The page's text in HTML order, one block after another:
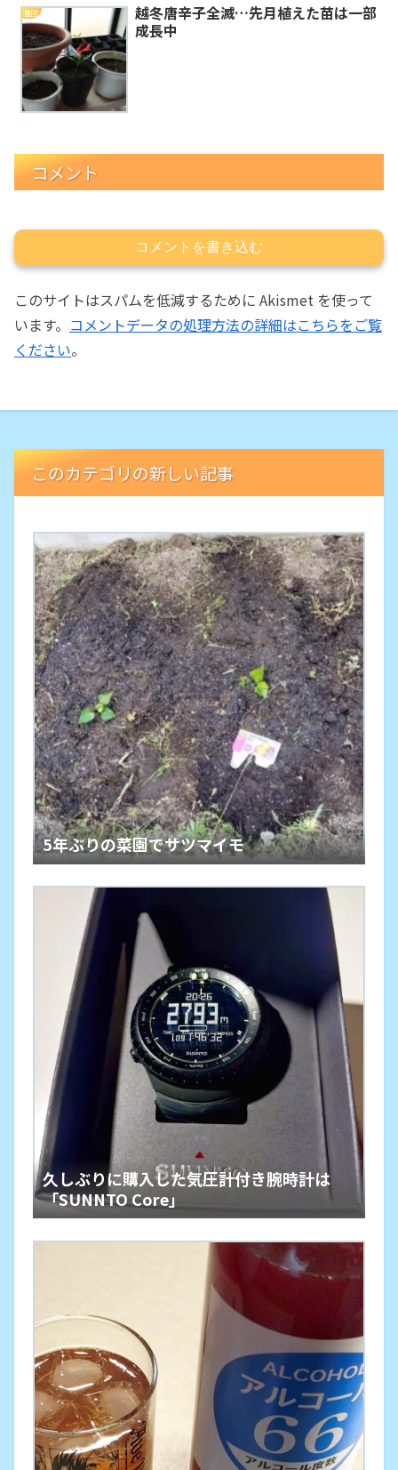
園芸
越冬唐辛子全滅…先月植えた苗は一部
成長中
コメント
コメントを書き込む
このサイトはスパムを低減するために Akismet を使って
います。 コメントデータの処理方法の詳細はこちらをご覧
ください。
このカテゴリの新しい記事
5年ぶりの菜園でサツマイモ
久しぶりに購入した気圧計付き腕時計は
「SUNNTO Core」